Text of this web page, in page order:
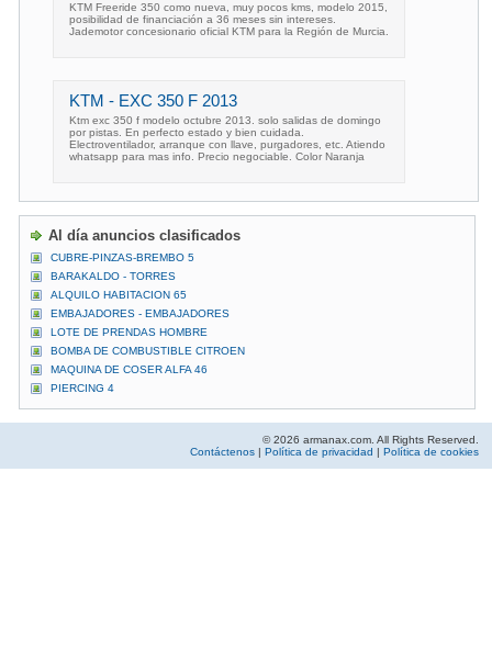
KTM Freeride 350 como nueva, muy pocos kms, modelo 2015,
posibilidad de financiación a 36 meses sin intereses.
Jademotor concesionario oficial KTM para la Región de Murcia.
KTM - EXC 350 F 2013
Ktm exc 350 f modelo octubre 2013. solo salidas de domingo
por pistas. En perfecto estado y bien cuidada.
Electroventilador, arranque con llave, purgadores, etc. Atiendo
whatsapp para mas info. Precio negociable. Color Naranja
Al día anuncios clasificados
CUBRE-PINZAS-BREMBO 5
BARAKALDO - TORRES
ALQUILO HABITACION 65
EMBAJADORES - EMBAJADORES
LOTE DE PRENDAS HOMBRE
BOMBA DE COMBUSTIBLE CITROEN
MAQUINA DE COSER ALFA 46
PIERCING 4
© 2026 armanax.com. All Rights Reserved.
Contáctenos
Política de privacidad Política de cookies